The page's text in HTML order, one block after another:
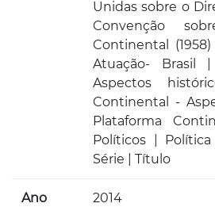
Unidas sobre o
Convenção
Continental
Atuação- Brasil
Aspectos
Continental -
Plataforma
Políticos |
Série | Título
Ano 2014